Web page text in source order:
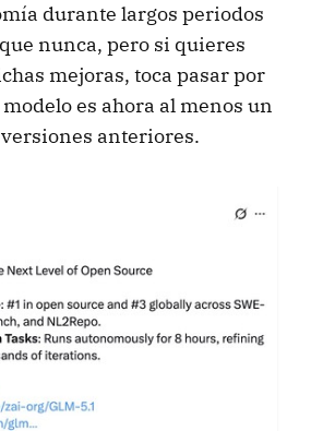
durante largos periodos
nunca, pero si quieres
mejoras, toca pasar por
es ahora al menos un
anteriores.